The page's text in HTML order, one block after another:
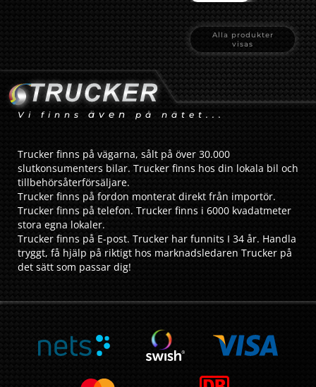
Alla produkter
visas
Vi finns även på nätet...
Trucker finns på vägarna, sålt på över 30.000
slutkonsumenters bilar. Trucker finns hos din lokala bil och
tillbehörsåterförsäljare.
Trucker finns på fordon monterat direkt från importör.
Trucker finns på telefon. Trucker finns i 6000 kvadatmeter
stora egna lokaler.
Trucker finns på E-post. Trucker har funnits I 34 år. Handla
tryggt, få hjälp på riktigt hos marknadsledaren Trucker på
det sätt som passar dig!